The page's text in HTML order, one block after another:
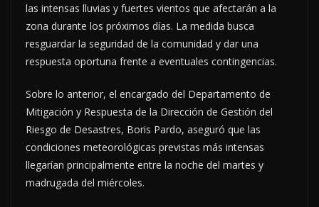
las intensas lluvias y fuertes vientos que afectarán a la
zona durante los próximos días. La medida busca
resguardar la seguridad de la comunidad y dar una
respuesta oportuna frente a eventuales contingencias.
Sobre lo anterior, el encargado del Departamento de
Mitigación y Respuesta de la Dirección de Gestión del
Riesgo de Desastres, Boris Pardo, aseguró que las
condiciones meteorológicas previstas más intensas
llegarían principalmente entre la noche del martes y
madrugada del miércoles.